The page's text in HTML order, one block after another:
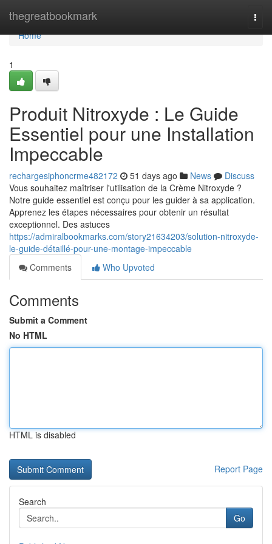
thegreatbookmark
Home
Home
1
Produit Nitroxyde : Le Guide
Essentiel pour une Installation
Impeccable
rechargesiphoncrme482172 51 days ago News
Discuss
Vous souhaitez maîtriser l'utilisation de la Crème Nitroxyde ?
Notre guide essentiel est conçu pour les guider à sa application.
Apprenez les étapes nécessaires pour obtenir un résultat
exceptionnel. Des astuces
https://admiralbookmarks.com/story21634203/solution-nitroxyde-
le-guide-détaillé-pour-une-montage-impeccable
Comments
Who Upvoted
Comments
Submit a Comment
No HTML
HTML is disabled
Report Page
Search
Go